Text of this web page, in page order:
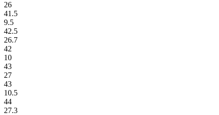
26
41.5
9.5
42.5
26.7
42
10
43
27
43
10.5
44
27.3